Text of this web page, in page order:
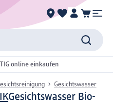
online einkaufen
Gesichtswasser
Gesichtswasser Bio-